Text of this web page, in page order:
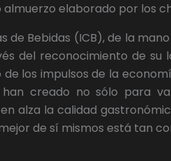
elaborado por los
de Bebidas (ICB), de la
del reconocimiento de su
los impulsos de la
han creado no sólo para
alza la calidad
de sí mismos está tan